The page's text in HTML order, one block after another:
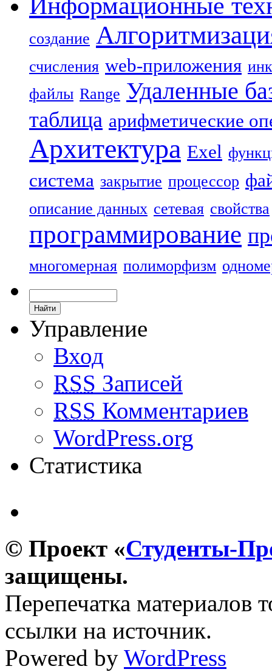
создание
счисления web-приложения
файлы Range Удаленные
таблица арифметические
Архитектура Exel
система закрытие процессор
описание данных сетевая свойства
программирование
многомерная полиморфизм
Управление
Вход
RSS Записей
RSS Комментариев
WordPress.org
Статистика
© Проект «Студенты-
защищены.
Перепечатка материалов
ссылки на источник.
Powered by WordPress